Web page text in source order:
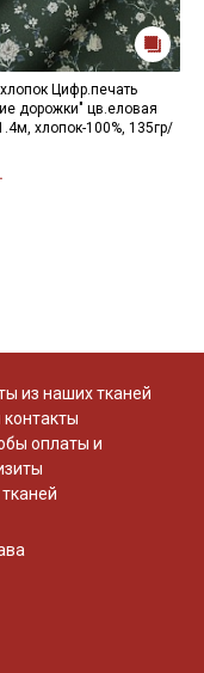
Цифр.печать
дорожки" цв.еловая
хлопок-100%, 135гр/
из наших тканей
оплаты и